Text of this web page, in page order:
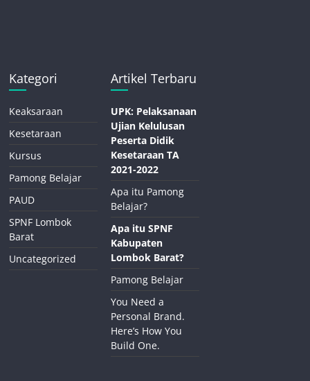
Kategori
Keaksaraan
Kesetaraan
Kursus
Pamong Belajar
PAUD
SPNF Lombok
Barat
Uncategorized
Artikel Terbaru
UPK: Pelaksanaan
Ujian Kelulusan
Peserta Didik
Kesetaraan TA
2021-2022
Apa itu Pamong
Belajar?
Apa itu SPNF
Kabupaten
Lombok Barat?
Pamong Belajar
You Need a
Personal Brand.
Here’s How You
Build One.